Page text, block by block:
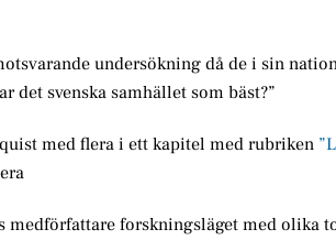
undersökning då de i sin
det svenska samhället som bäst?”
med flera i ett kapitel med rubriken
forskningsläget med olika